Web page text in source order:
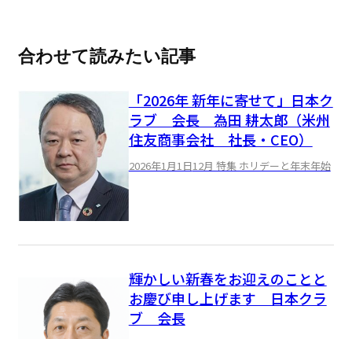
合わせて読みたい記事
「2026年 新年に寄せて」日本ク
ラブ 会長 為田 耕太郎（米州
住友商事会社 社長・CEO）
2026年1月1日12月 特集 ホリデーと年末年始
輝かしい新春をお迎えのことと
お慶び申し上げます 日本クラ
ブ 会長